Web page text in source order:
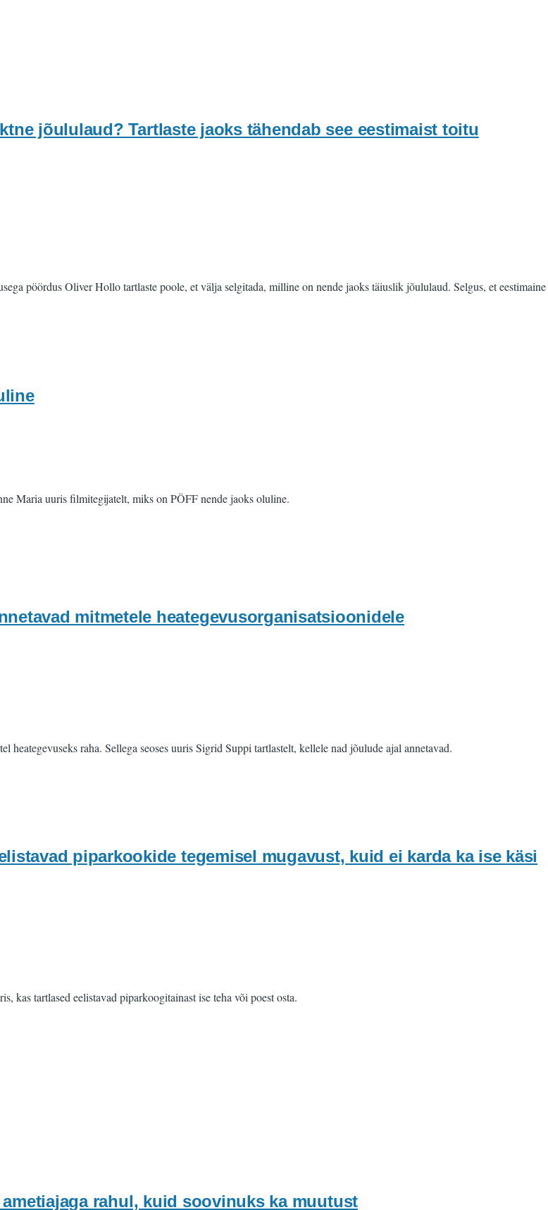
jõululaud? Tartlaste jaoks tähendab see eestimaist toitu
pöördus Oliver Hollo tartlaste poole, et välja selgitada, milline on nende jaoks täiuslik jõululaud. Selgus, et eestimaine
Maria uuris filmitegijatelt, miks on PÖFF nende jaoks oluline.
mitmetele heategevusorganisatsioonidele
raha. Sellega seoses uuris Sigrid Suppi tartlastelt, kellele nad jõulude ajal annetavad.
piparkookide tegemisel mugavust, kuid ei karda ka ise käsi
tartlased eelistavad piparkoogitainast ise teha või poest osta.
rahul, kuid soovinuks ka muutust